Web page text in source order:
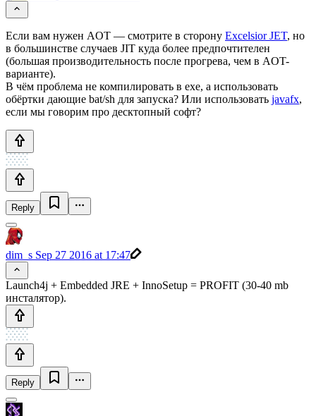
Если вам нужен AOT — смотрите в сторону Excelsior JET, но
в большинстве случаев JIT куда более предпочтителен
(большая производительность после прогрева, чем в AOT-
варианте).
В чём проблема не компилировать в exe, а использовать
обёртки дающие bat/sh для запуска? Или использовать javafx,
если мы говорим про десктопный софт?
Reply
dim_s Sep 27 2016 at 17:47
Launch4j + Embedded JRE + InnoSetup = PROFIT (30-40 mb
инсталятор).
Reply